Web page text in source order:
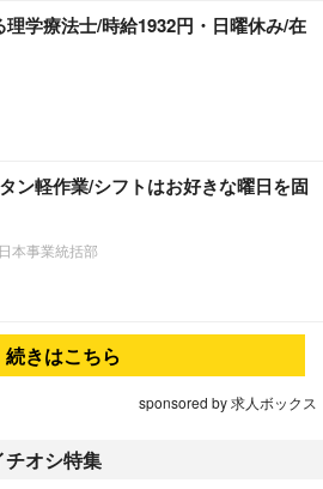
学療法士/時給1932円・日曜休み/在
ン軽作業/シフトはお好きな曜日を固
本事業統括部
続きはこちら
sponsored by 求人ボックス
オシ特集